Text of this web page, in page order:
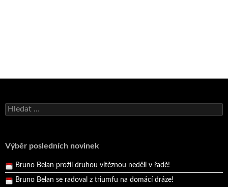
Vyhledávání
Výběr posledních novinek
Andy Appleton obhájil dlouhodrážní titul!
Bruno Belan se radoval z triumfu na domácí dráze!
Andy Appleton obhájil dlouhodrážní titul!